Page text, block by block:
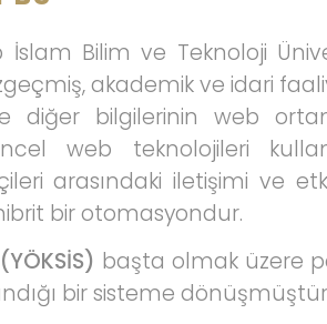
Bilim ve Teknoloji
akademik ve idari
diğer bilgilerinin web
web teknolojileri
arasındaki iletişimi ve
bir otomasyondur.
başta olmak üzere
bir sisteme